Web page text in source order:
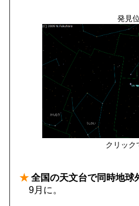
発見
クリック
★ 全国の天文台で同時地球
9月に。